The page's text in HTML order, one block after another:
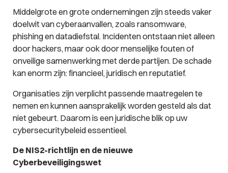
Middelgrote en grote ondernemingen zijn steeds vaker
doelwit van cyberaanvallen, zoals ransomware,
phishing en datadiefstal. Incidenten ontstaan niet alleen
door hackers, maar ook door menselijke fouten of
onveilige samenwerking met derde partijen. De schade
kan enorm zijn: financieel, juridisch en reputatief.
Organisaties zijn verplicht passende maatregelen te
nemen en kunnen aansprakelijk worden gesteld als dat
niet gebeurt. Daarom is een juridische blik op uw
cybersecuritybeleid essentieel.
De NIS2-richtlijn en de nieuwe
Cyberbeveiligingswet